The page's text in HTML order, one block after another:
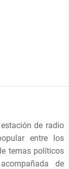
de radio
entre los
temas políticos
de